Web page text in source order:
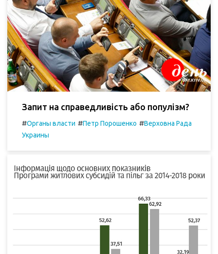
Запит на справедливість або популізм?
#Органы власти #Петр Порошенко #Верховна Рада
Украины